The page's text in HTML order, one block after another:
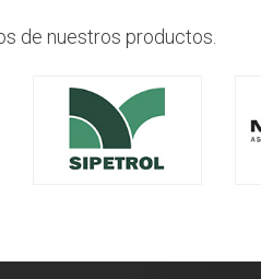
de nuestros productos.